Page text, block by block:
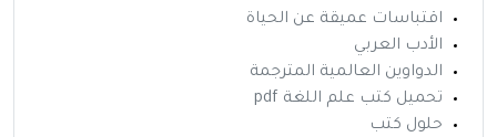
اقتباسات عميقة عن الحياة
الأدب العربي
الدواوين العالمية المترجمة
تحميل كتب علم اللغة pdf
حلول كتب